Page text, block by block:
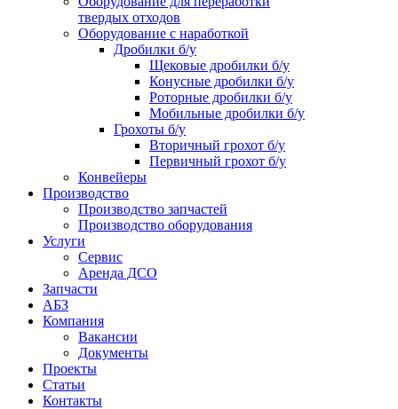
твердых отходов
Оборудование с наработкой
Дробилки б/у
Щековые дробилки б/у
Конусные дробилки б/у
Роторные дробилки б/у
Мобильные дробилки б/у
Грохоты б/у
Вторичный грохот б/у
Первичный грохот б/у
Конвейеры
Производство
Производство запчастей
Производство оборудования
Услуги
Сервис
Аренда ДСО
Запчасти
АБЗ
Компания
Вакансии
Документы
Проекты
Статьи
Контакты